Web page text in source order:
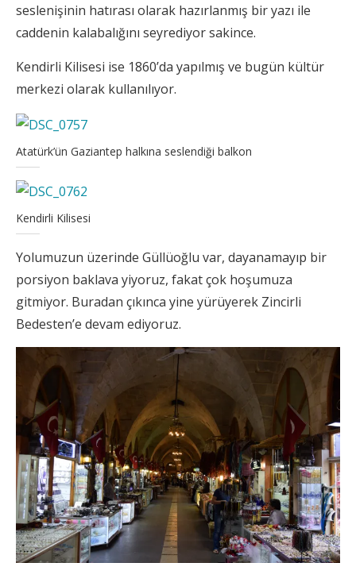
seslenişinin hatırası olarak hazırlanmış bir yazı ile
caddenin kalabalığını seyrediyor sakince.
Kendirli Kilisesi ise 1860’da yapılmış ve bugün kültür
merkezi olarak kullanılıyor.
Atatürk’ün Gaziantep halkına seslendiği balkon
Kendirli Kilisesi
Yolumuzun üzerinde Güllüoğlu var, dayanamayıp bir
porsiyon baklava yiyoruz, fakat çok hoşumuza
gitmiyor. Buradan çıkınca yine yürüyerek Zincirli
Bedesten’e devam ediyoruz.